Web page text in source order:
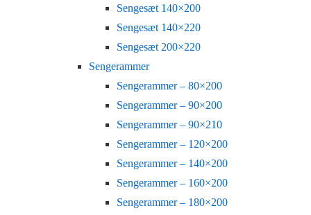
Sengesæt 140×200
Sengesæt 140×220
Sengesæt 200×220
Sengerammer
Sengerammer – 80×200
Sengerammer – 90×200
Sengerammer – 90×210
Sengerammer – 120×200
Sengerammer – 140×200
Sengerammer – 160×200
Sengerammer – 180×200